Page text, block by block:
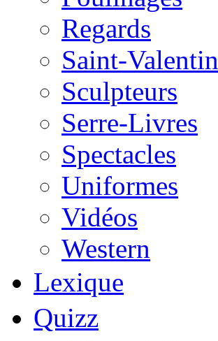
Regards
Saint-Valentin
Sculpteurs
Serre-Livres
Spectacles
Uniformes
Vidéos
Western
Lexique
Quizz